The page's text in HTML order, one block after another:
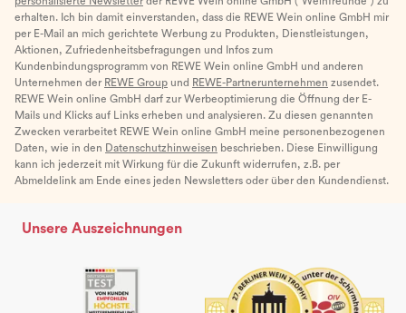
erhalten. Ich bin damit einverstanden, dass die REWE Wein online GmbH mir
per E-Mail an mich gerichtete Werbung zu Produkten, Dienstleistungen,
Aktionen, Zufriedenheitsbefragungen und Infos zum
Kundenbindungsprogramm von REWE Wein online GmbH und anderen
Unternehmen der REWE Group und REWE-Partnerunternehmen zusendet.
REWE Wein online GmbH darf zur Werbeoptimierung die Öffnung der E-
Mails und Klicks auf Links erheben und analysieren. Zu diesen genannten
Zwecken verarbeitet REWE Wein online GmbH meine personenbezogenen
Daten, wie in den Datenschutzhinweisen beschrieben. Diese Einwilligung
kann ich jederzeit mit Wirkung für die Zukunft widerrufen, z.B. per
Abmeldelink am Ende eines jeden Newsletters oder über den Kundendienst.
Unsere Auszeichnungen